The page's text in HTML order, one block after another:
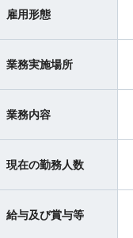
雇用形態
業務実施場所
業務内容
現在の勤務人数
給与及び賞与等